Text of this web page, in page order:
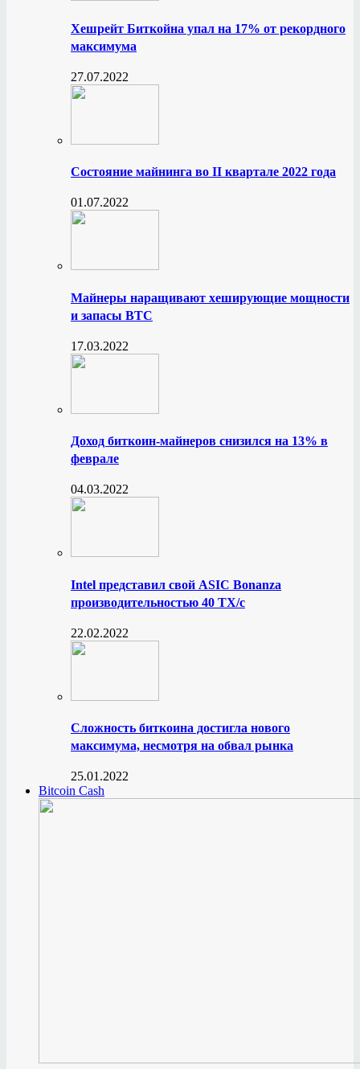
Хешрейт Биткойна упал на 17% от рекордного
максимума
27.07.2022
Состояние майнинга во II квартале 2022 года
01.07.2022
Майнеры наращивают хеширующие мощности
и запасы BTC
17.03.2022
Доход биткоин-майнеров снизился на 13% в
феврале
04.03.2022
Intel представил свой ASIC Bonanza
производительностью 40 ТХ/с
22.02.2022
Сложность биткоина достигла нового
максимума, несмотря на обвал рынка
25.01.2022
Bitcoin Cash